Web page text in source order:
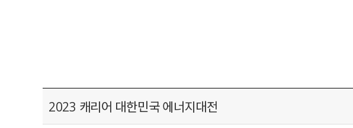
2023 캐리어 대한민국 에너지대전